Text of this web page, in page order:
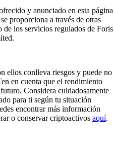
y anunciado en esta página
se proporciona a través de otras
de los servicios regulados de Foris
ellos conlleva riesgos y puede no
en cuenta que el rendimiento
Considera cuidadosamente
para ti según tu situación
encontrar más información
o conservar criptoactivos aquí.